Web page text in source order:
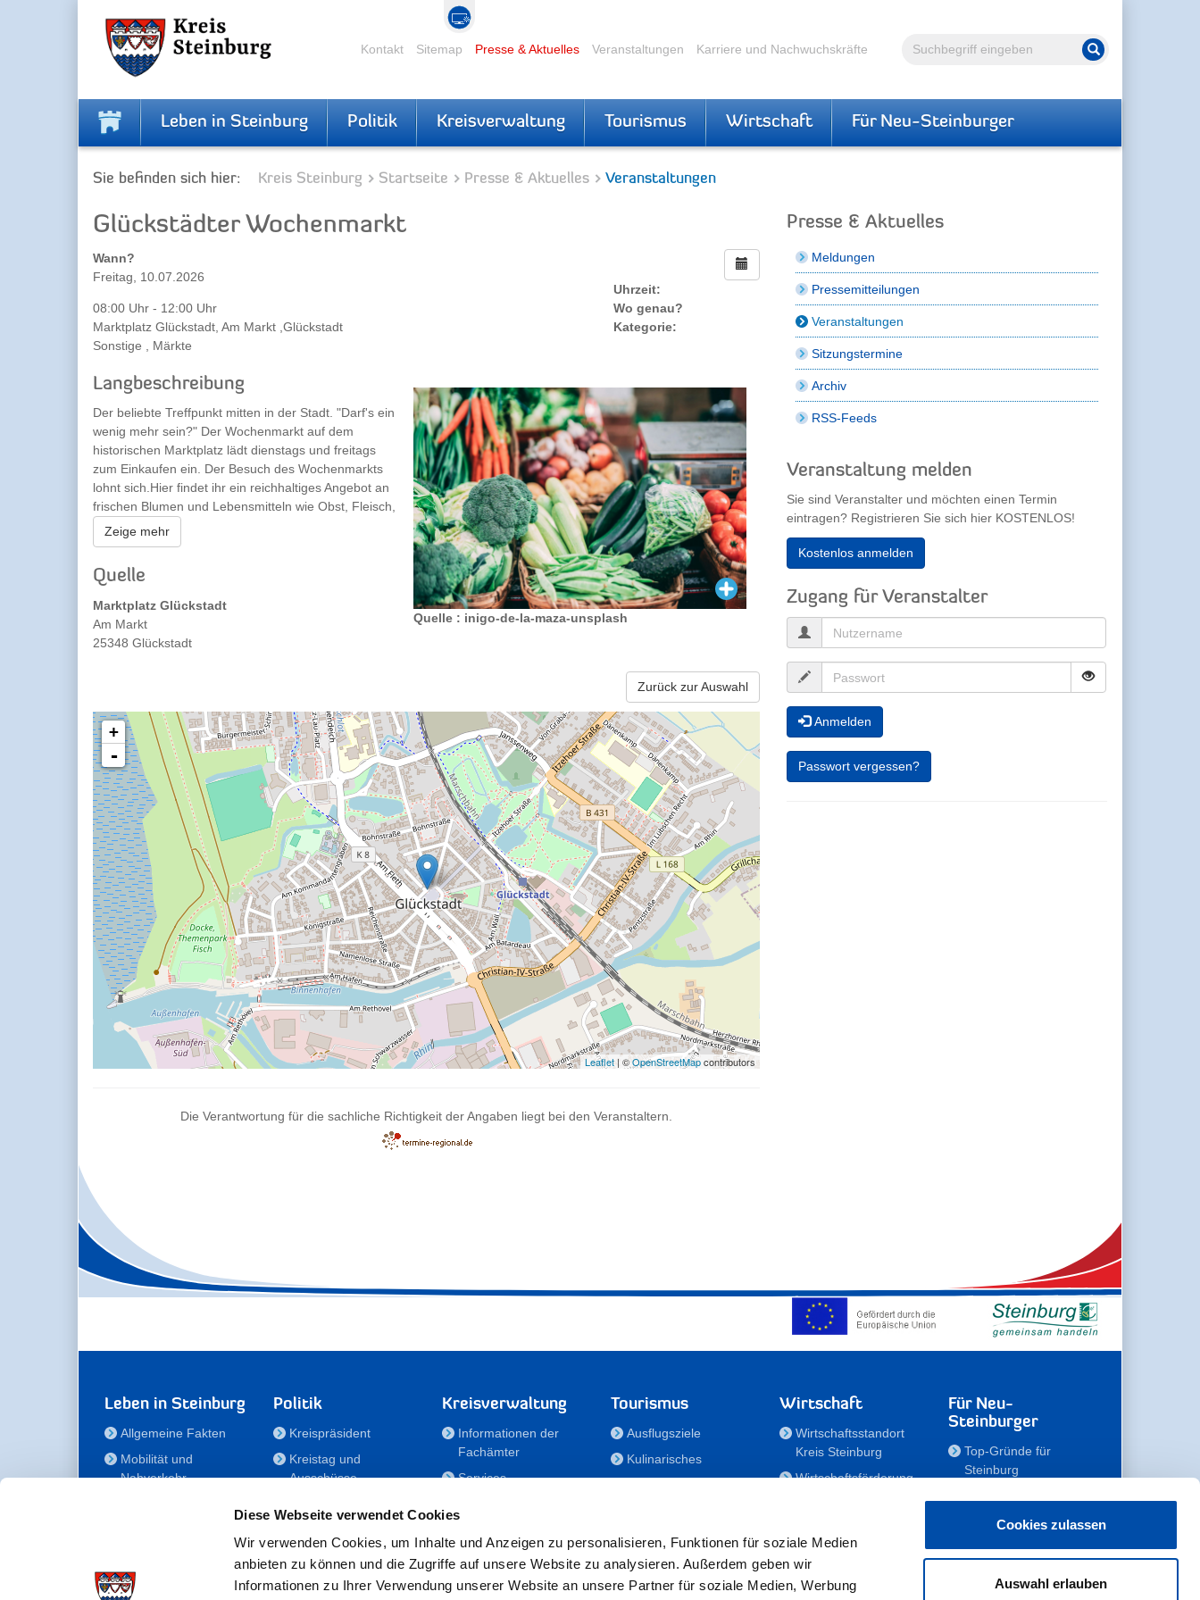
Diese Webseite verwendet Cookies
Wir verwenden Cookies, um Inhalte und Anzeigen zu personalisieren, Funktionen für soziale Medien
anbieten zu können und die Zugriffe auf unsere Website zu analysieren. Außerdem geben wir
Informationen zu Ihrer Verwendung unserer Website an unsere Partner für soziale Medien, Werbung
Cookies zulassen
Auswahl erlauben
Volltextsuche Suche starten
Kontakt Sitemap Presse & Aktuelles Veranstaltungen Karriere und Nachwuchskräfte
Leben in Steinburg Politik Kreisverwaltung Tourismus Wirtschaft Für Neu-Steinburger
Sie befinden sich hier: Kreis Steinburg Startseite Presse & Aktuelles Veranstaltungen
Glückstädter Wochenmarkt
Wann?
Freitag, 10.07.2026
Uhrzeit:
08:00 Uhr - 12:00 Uhr
Wo genau?
Marktplatz Glückstadt, Am Markt ,Glückstadt
Kategorie:
Sonstige , Märkte
Quelle : inigo-de-la-maza-unsplash
Langbeschreibung
Der beliebte Treffpunkt mitten in der Stadt. "Darf's ein
wenig mehr sein?" Der Wochenmarkt auf dem
historischen Marktplatz lädt dienstags und freitags
zum Einkaufen ein. Der Besuch des Wochenmarkts
lohnt sich.Hier findet ihr ein reichhaltiges Angebot an
frischen Blumen und Lebensmitteln wie Obst, Fleisch,
Wurst, Käse und Backwaren aus der Region aber
auch internationale Spezialitäten.
Zeige mehr
Quelle
Marktplatz Glückstadt
Am Markt
25348 Glückstadt
Zurück zur Auswahl
+
-
Leaflet | ©OpenStreetMapcontributors
Die Verantwortung für die sachliche Richtigkeit der Angaben liegt bei den Veranstaltern.
Presse & Aktuelles
Meldungen
Pressemitteilungen
Veranstaltungen
Sitzungstermine
Archiv
RSS-Feeds
Veranstaltung melden
Sie sind Veranstalter und möchten einen Termin
eintragen? Registrieren Sie sich hier KOSTENLOS!
Kostenlos anmelden
Zugang für Veranstalter
Anmelden
Passwort vergessen?
Leben in Steinburg
Allgemeine Fakten
Mobilität und
Nahverkehr
Gesundheit
Politik
Kreispräsident
Kreistag und
Ausschüsse
für Menschen mit
Behinderung
Der
Kreisseniorenbeirat
Kreisverwaltung
Informationen der
Fachämter
Services
Nachwuchskräfte
Notdienste
Bekanntmachungen
Tourismus
Ausflugsziele
Kulinarisches
Veranstaltungen
Wirtschaft
Wirtschaftsstandort
Kreis Steinburg
Wirtschaftsförderung
Zahlen, Daten,
Fakten
Gewerbeflächen
Für Neu-
Steinburger
Top-Gründe für
Steinburg
Meine Immobilie
Erholen